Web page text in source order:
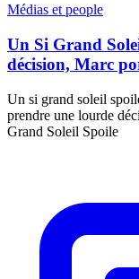
Médias et people
Un Si Grand
décision, Marc
Un si grand soleil
prendre une lourde
Grand Soleil Spoile